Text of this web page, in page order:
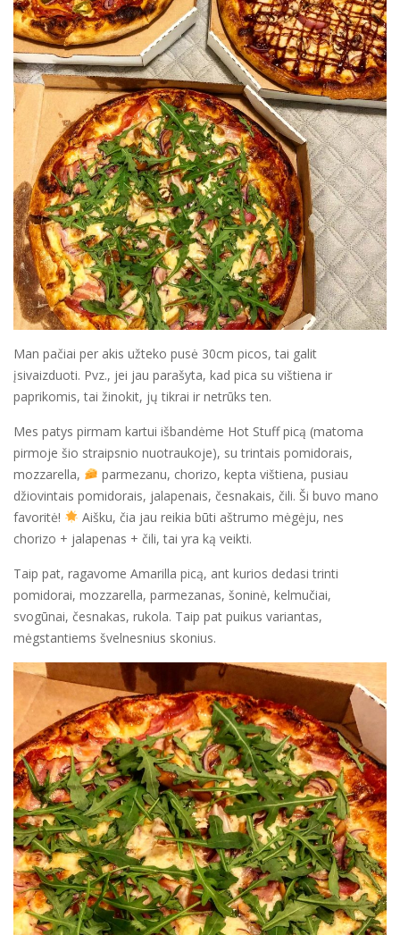
Man pačiai per akis užteko pusė 30cm picos, tai galit
įsivaizduoti. Pvz., jei jau parašyta, kad pica su vištiena ir
paprikomis, tai žinokit, jų tikrai ir netrūks ten.
Mes patys pirmam kartui išbandėme Hot Stuff picą (matoma
pirmoje šio straipsnio nuotraukoje), su trintais pomidorais,
mozzarella,
parmezanu, chorizo, kepta vištiena, pusiau
džiovintais pomidorais, jalapenais, česnakais, čili. Ši buvo mano
favoritė!
Aišku, čia jau reikia būti aštrumo mėgėju, nes
chorizo + jalapenas + čili, tai yra ką veikti.
Taip pat, ragavome Amarilla picą, ant kurios dedasi trinti
pomidorai, mozzarella, parmezanas, šoninė, kelmučiai,
svogūnai, česnakas, rukola. Taip pat puikus variantas,
mėgstantiems švelnesnius skonius.